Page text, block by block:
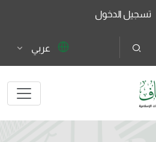
تسجيل الدخول
عربي